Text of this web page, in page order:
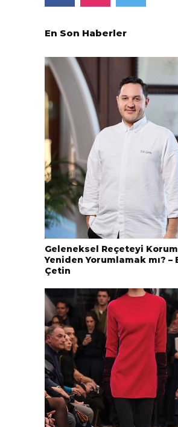
En Son Haberler
Geleneksel Reçeteyi
Yeniden Yorumlamak mı? –
Çetin